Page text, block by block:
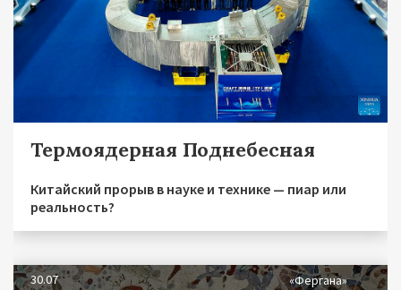
Термоядерная Поднебесная
Китайский прорыв в науке и технике — пиар или
реальность?
30.07 «Фергана»